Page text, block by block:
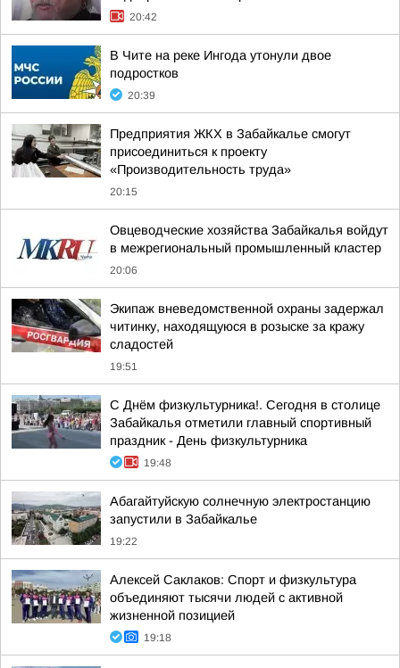
20:42
В Чите на реке Ингода утонули двое
подростков
20:39
Предприятия ЖКХ в Забайкалье смогут
присоединиться к проекту
«Производительность труда»
20:15
Овцеводческие хозяйства Забайкалья войдут
в межрегиональный промышленный кластер
20:06
Экипаж вневедомственной охраны задержал
читинку, находящуюся в розыске за кражу
сладостей
19:51
С Днём физкультурника!. Сегодня в столице
Забайкалья отметили главный спортивный
праздник - День физкультурника
19:48
Абагайтуйскую солнечную электростанцию
запустили в Забайкалье
19:22
Алексей Саклаков: Спорт и физкультура
объединяют тысячи людей с активной
жизненной позицией
19:18